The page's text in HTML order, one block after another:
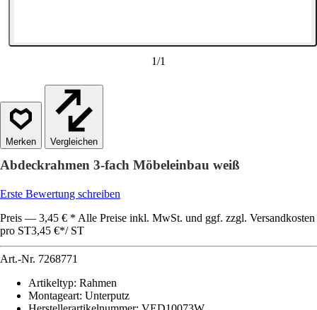
1/1
Vergleichen
Abdeckrahmen 3-fach Möbeleinbau weiß
Erste Bewertung schreiben
Preis — 3,45 € * Alle Preise inkl. MwSt. und ggf. zzgl. Versandkosten
pro ST3,45 €*/ ST
Art.-Nr. 7268771
Artikeltyp: Rahmen
Montageart: Unterputz